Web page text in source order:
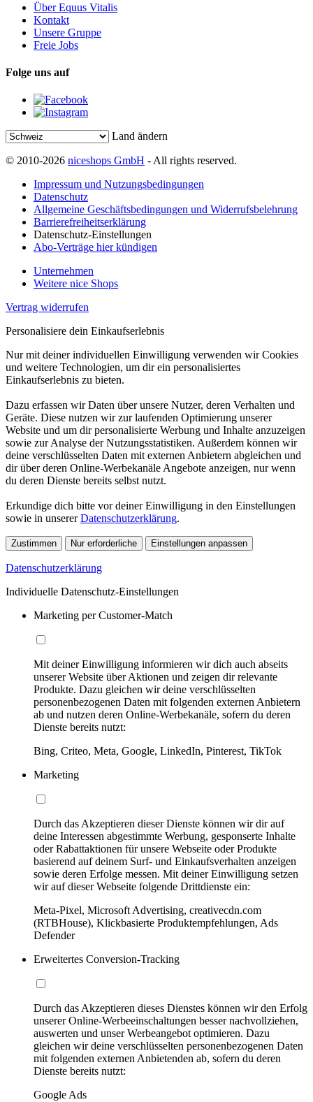
Über Equus Vitalis
Kontakt
Unsere Gruppe
Freie Jobs
Folge uns auf
Land ändern
© 2010-2026 niceshops GmbH - All rights reserved.
Impressum und Nutzungsbedingungen
Datenschutz
Allgemeine Geschäftsbedingungen und Widerrufsbelehrung
Barrierefreiheitserklärung
Datenschutz-Einstellungen
Abo-Verträge hier kündigen
Unternehmen
Weitere nice Shops
Vertrag widerrufen
Personalisiere dein Einkaufserlebnis
Nur mit deiner individuellen Einwilligung verwenden wir Cookies
und weitere Technologien, um dir ein personalisiertes
Einkaufserlebnis zu bieten.
Dazu erfassen wir Daten über unsere Nutzer, deren Verhalten und
Geräte. Diese nutzen wir zur laufenden Optimierung unserer
Website und um dir personalisierte Werbung und Inhalte anzuzeigen
sowie zur Analyse der Nutzungsstatistiken. Außerdem können wir
deine verschlüsselten Daten mit externen Anbietern abgleichen und
dir über deren Online-Werbekanäle Angebote anzeigen, nur wenn
du deren Dienste bereits selbst nutzt.
Erkundige dich bitte vor deiner Einwilligung in den Einstellungen
sowie in unsererDatenschutzerklärung.
Zustimmen Nur erforderliche Einstellungen anpassen
Datenschutzerklärung
Individuelle Datenschutz-Einstellungen
Marketing per Customer-Match
Mit deiner Einwilligung informieren wir dich auch abseits
unserer Website über Aktionen und zeigen dir relevante
Produkte. Dazu gleichen wir deine verschlüsselten
personenbezogenen Daten mit folgenden externen Anbietern
ab und nutzen deren Online-Werbekanäle, sofern du deren
Dienste bereits nutzt:
Bing, Criteo, Meta, Google, LinkedIn, Pinterest, TikTok
Marketing
Durch das Akzeptieren dieser Dienste können wir dir auf
deine Interessen abgestimmte Werbung, gesponserte Inhalte
oder Rabattaktionen für unsere Webseite oder Produkte
basierend auf deinem Surf- und Einkaufsverhalten anzeigen
sowie deren Erfolge messen. Mit deiner Einwilligung setzen
wir auf dieser Webseite folgende Drittdienste ein:
Meta-Pixel, Microsoft Advertising, creativecdn.com
(RTBHouse), Klickbasierte Produktempfehlungen, Ads
Defender
Erweitertes Conversion-Tracking
Durch das Akzeptieren dieses Dienstes können wir den Erfolg
unserer Online-Werbeeinschaltungen besser nachvollziehen,
auswerten und unser Werbeangebot optimieren. Dazu
gleichen wir deine verschlüsselten personenbezogenen Daten
mit folgenden externen Anbietenden ab, sofern du deren
Dienste bereits nutzt:
Google Ads